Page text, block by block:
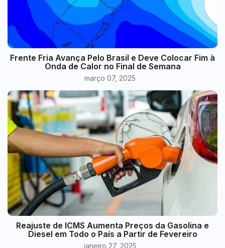
Frente Fria Avança Pelo Brasil e Deve Colocar Fim à
Onda de Calor no Final de Semana
março 07, 2025
Reajuste de ICMS Aumenta Preços da Gasolina e
Diesel em Todo o País a Partir de Fevereiro
janeiro 27, 2025